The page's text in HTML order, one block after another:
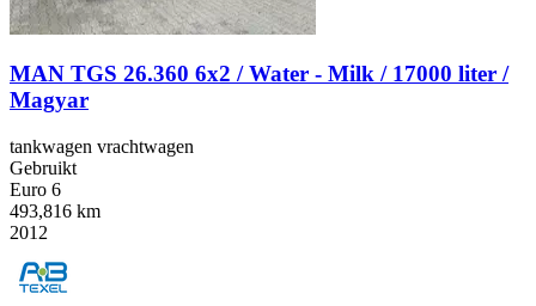
MAN TGS 26.360 6x2 / Water - Milk / 17000 liter /
Magyar
tankwagen vrachtwagen
Gebruikt
Euro 6
493,816 km
2012